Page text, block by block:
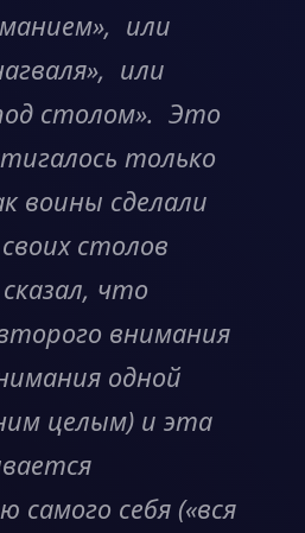
или
или
столом». Это
только
воины сделали
столов
что
внимания
одной
целым) и эта
самого себя («вся